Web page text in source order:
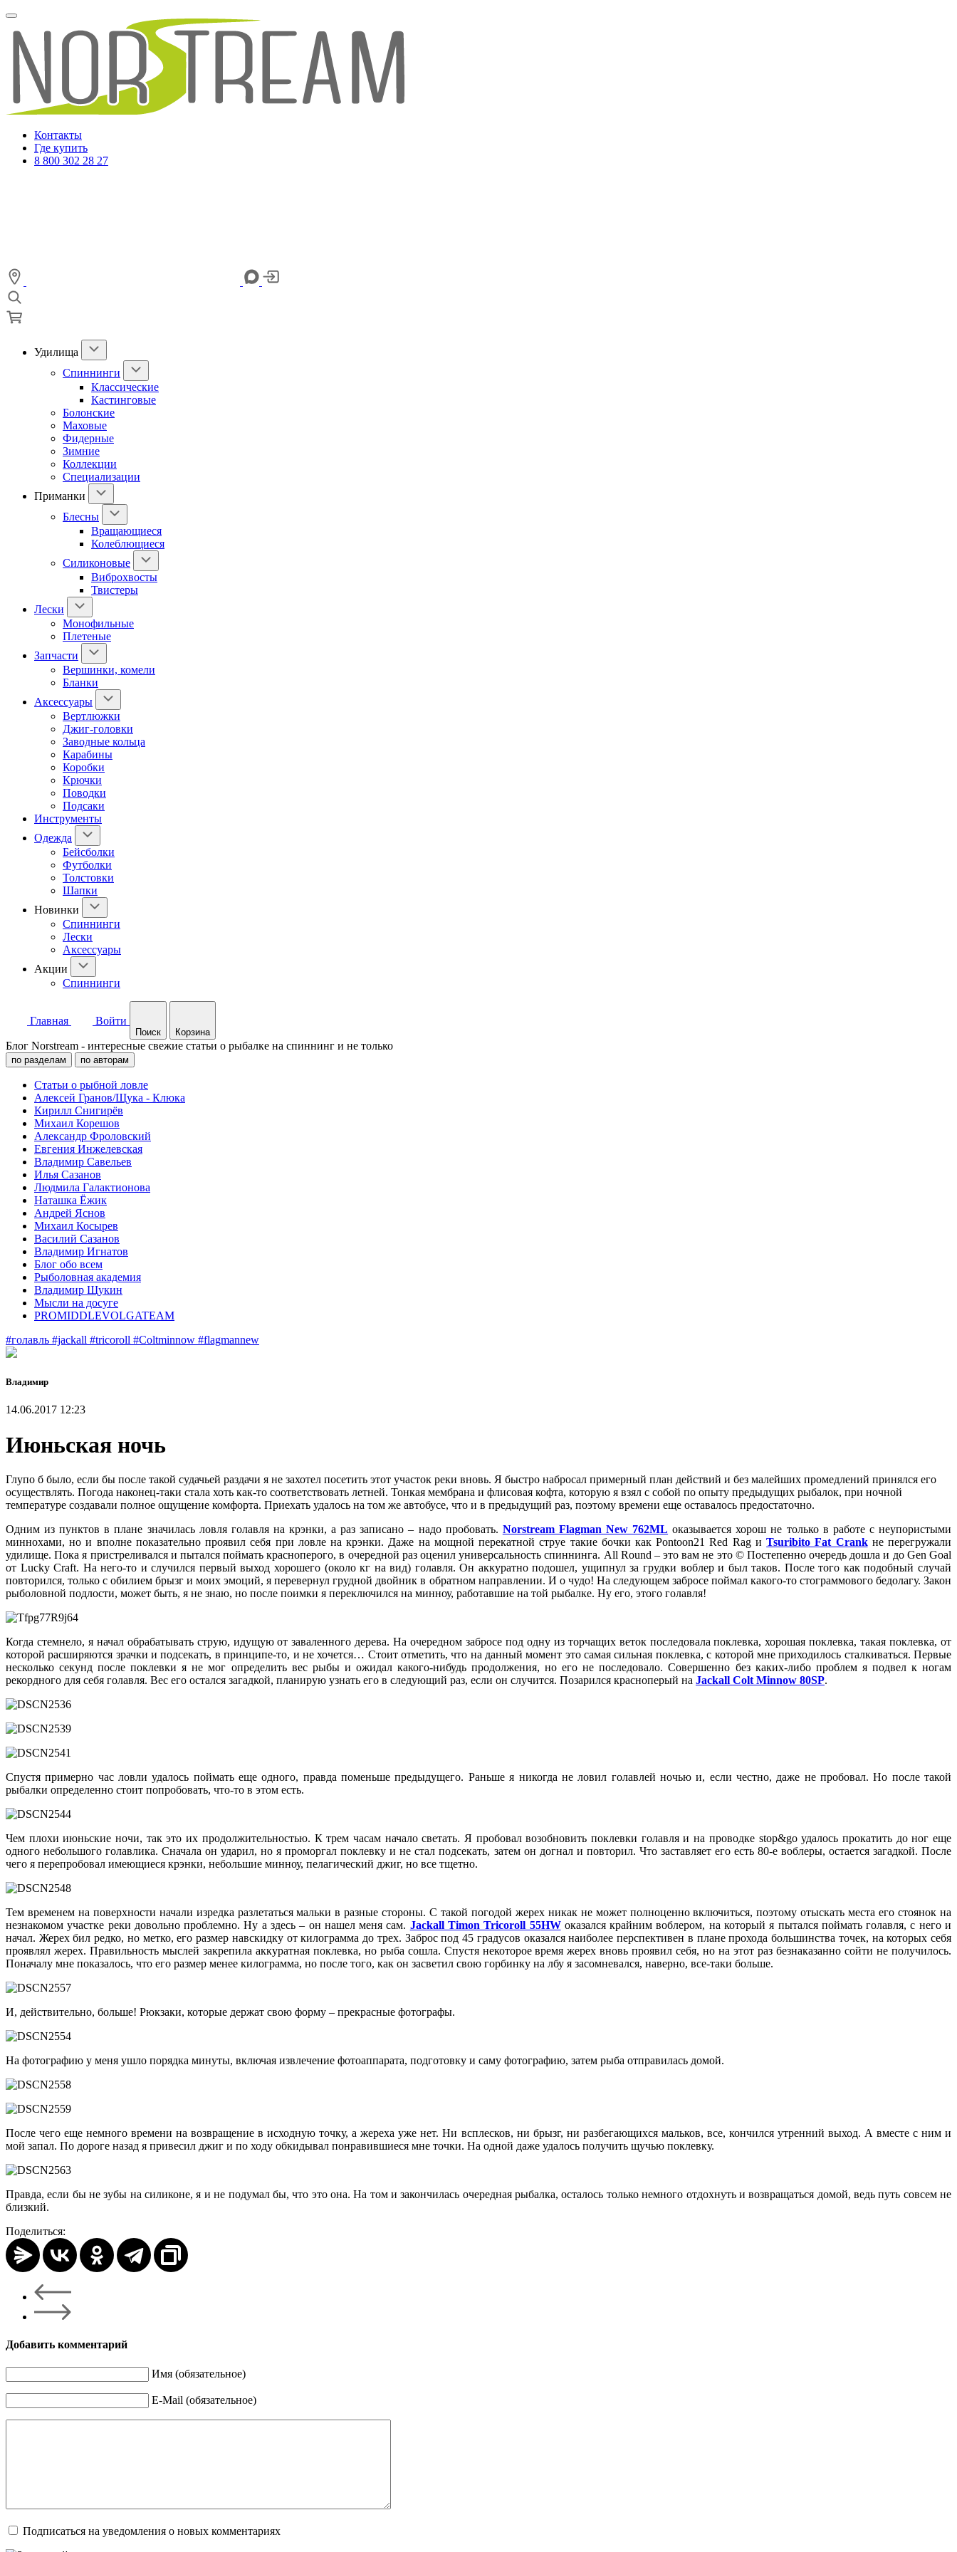
Контакты
Где купить
8 800 302 28 27
Удилища
Спиннинги
Классические
Кастинговые
Болонские
Маховые
Фидерные
Зимние
Коллекции
Специализации
Приманки
Блесны
Вращающиеся
Колеблющиеся
Силиконовые
Виброхвосты
Твистеры
Лески
Монофильные
Плетеные
Запчасти
Вершинки, комели
Бланки
Аксессуары
Вертлюжки
Джиг-головки
Заводные кольца
Карабины
Коробки
Крючки
Поводки
Подсаки
Инструменты
Одежда
Бейсболки
Футболки
Толстовки
Шапки
Новинки
Спиннинги
Лески
Аксессуары
Акции
Спиннинги
Главная Войти
Поиск Корзина
Блог Norstream - интересные свежие статьи о рыбалке на спиннинг и не только
по разделам по авторам
Статьи о рыбной ловле
Алексей Гранов/Щука - Клюка
Кирилл Снигирёв
Михаил Корешов
Александр Фроловский
Евгения Инжелевская
Владимир Савельев
Илья Сазанов
Людмила Галактионова
Наташка Ёжик
Андрей Яснов
Михаил Косырев
Василий Сазанов
Владимир Игнатов
Блог обо всем
Рыболовная академия
Владимир Щукин
Мысли на досуге
PROMIDDLEVOLGATEAM
#голавль #jackall #tricoroll #Coltminnow #flagmannew
Владимир
14.06.2017 12:23
Июньская ночь
Глупо б было, если бы после такой судачьей раздачи я не захотел посетить этот участок реки вновь. Я быстро набросал примерный план действий и без малейших промедлений принялся его
осуществлять. Погода наконец-таки стала хоть как-то соответствовать летней. Тонкая мембрана и флисовая кофта, которую я взял с собой по опыту предыдущих рыбалок, при ночной
температуре создавали полное ощущение комфорта. Приехать удалось на том же автобусе, что и в предыдущий раз, поэтому времени еще оставалось предостаточно.
Одним из пунктов в плане значилась ловля голавля на крэнки, а раз записано – надо пробовать. Norstream Flagman New 762ML оказывается хорош не только в работе с неупористыми
миннохами, но и вполне показательно проявил себя при ловле на крэнки. Даже на мощной перекатной струе такие бочки как Pontoon21 Red Rag иTsuribito Fat Crankне перегружали
удилище. Пока я пристреливался и пытался поймать красноперого, в очередной раз оценил универсальность спиннинга. All Round – это вам не это © Постепенно очередь дошла и до Gen Goal
от Lucky Craft. На него-то и случился первый выход хорошего (около кг на вид) голавля. Он аккуратно подошел, ущипнул за грудки воблер и был таков. После того как подобный случай
повторился, только с обилием брызг и моих эмоций, я перевернул грудной двойник в обратном направлении. И о чудо! На следующем забросе поймал какого-то стограммового бедолагу. Закон
рыболовной подлости, может быть, я не знаю, но после поимки я переключился на минноу, работавшие на той рыбалке. Ну его, этого голавля!
Когда стемнело, я начал обрабатывать струю, идущую от заваленного дерева. На очередном забросе под одну из торчащих веток последовала поклевка, хорошая поклевка, такая поклевка, от
которой расширяются зрачки и подсекать, в принципе-то, и не хочется… Стоит отметить, что на данный момент это самая сильная поклевка, с которой мне приходилось сталкиваться. Первые
несколько секунд после поклевки я не мог определить вес рыбы и ожидал какого-нибудь продолжения, но его не последовало. Совершенно без каких-либо проблем я подвел к ногам
рекордного для себя голавля. Вес его остался загадкой, планирую узнать его в следующий раз, если он случится. Позарился красноперый на Jackall Colt Minnow 80SP.
Спустя примерно час ловли удалось поймать еще одного, правда поменьше предыдущего. Раньше я никогда не ловил голавлей ночью и, если честно, даже не пробовал. Но после такой
рыбалки определенно стоит попробовать, что-то в этом есть.
Чем плохи июньские ночи, так это их продолжительностью. К трем часам начало светать. Я пробовал возобновить поклевки голавля и на проводке stop&go удалось прокатить до ног еще
одного небольшого голавлика. Сначала он ударил, но я проморгал поклевку и не стал подсекать, затем он догнал и повторил. Что заставляет его есть 80-е воблеры, остается загадкой. После
чего я перепробовал имеющиеся крэнки, небольшие минноу, пелагический джиг, но все тщетно.
Тем временем на поверхности начали изредка разлетаться мальки в разные стороны. С такой погодой жерех никак не может полноценно включиться, поэтому отыскать места его стоянок на
незнакомом участке реки довольно проблемно. Ну а здесь – он нашел меня сам. Jackall Timon Tricoroll 55HWоказался крайним воблером, на который я пытался поймать голавля, с него и
начал. Жерех бил редко, но метко, его размер навскидку от килограмма до трех. Заброс под 45 градусов оказался наиболее перспективен в плане прохода большинства точек, на которых себя
проявлял жерех. Правильность мыслей закрепила аккуратная поклевка, но рыба сошла. Спустя некоторое время жерех вновь проявил себя, но на этот раз безнаказанно сойти не получилось.
Поначалу мне показалось, что его размер менее килограмма, но после того, как он засветил свою горбинку на лбу я засомневался, наверно, все-таки больше.
И, действительно, больше! Рюкзаки, которые держат свою форму – прекрасные фотографы.
На фотографию у меня ушло порядка минуты, включая извлечение фотоаппарата, подготовку и саму фотографию, затем рыба отправилась домой.
После чего еще немного времени на возвращение в исходную точку, а жереха уже нет. Ни всплесков, ни брызг, ни разбегающихся мальков, все, кончился утренний выход. А вместе с ним и
мой запал. По дороге назад я привесил джиг и по ходу обкидывал понравившиеся мне точки. На одной даже удалось получить щучью поклевку.
Правда, если бы не зубы на силиконе, я и не подумал бы, что это она. На том и закончилась очередная рыбалка, осталось только немного отдохнуть и возвращаться домой, ведь путь совсем не
близкий.
Поделиться:
Добавить комментарий
Имя (обязательное)
E-Mail (обязательное)
Подписаться на уведомления о новых комментариях